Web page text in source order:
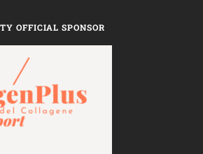
OFFICIAL SPONSOR